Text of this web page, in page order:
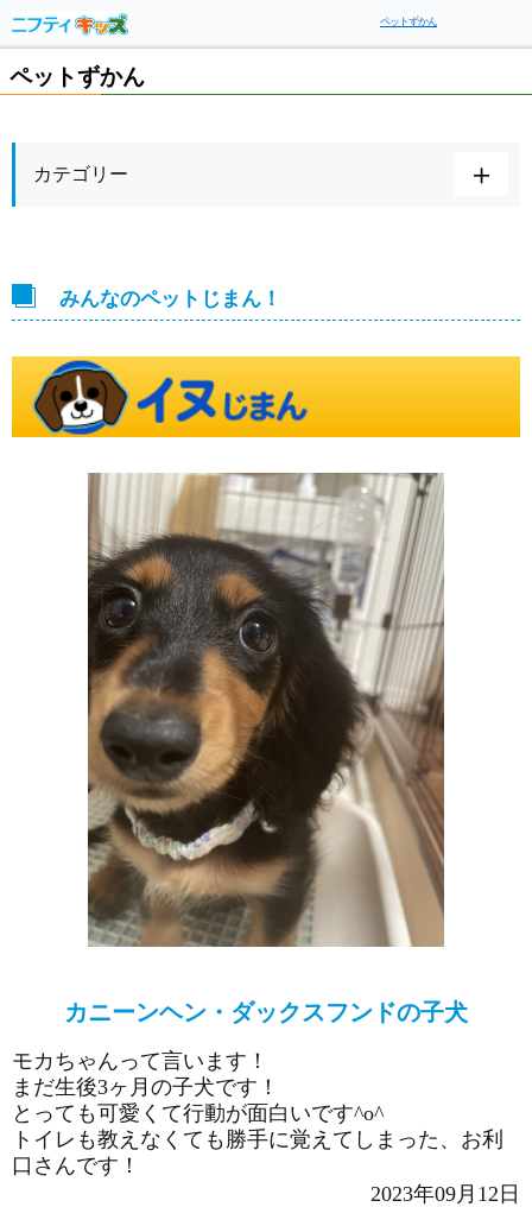
ペットずかん
ペットずかん
カテゴリー
みんなのペットじまん！
カニーンヘン・ダックスフンドの子犬
モカちゃんって言います！
まだ生後3ヶ月の子犬です！
とっても可愛くて行動が面白いです^o^
トイレも教えなくても勝手に覚えてしまった、お利
口さんです！
2023年09月12日